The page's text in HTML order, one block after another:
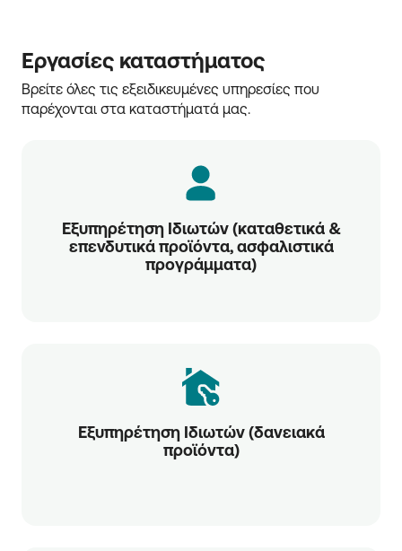
Εργασίες καταστήματος
Βρείτε όλες τις εξειδικευμένες υπηρεσίες που
παρέχονται στα καταστήματά μας.
Εξυπηρέτηση Ιδιωτών (καταθετικά &
επενδυτικά προϊόντα, ασφαλιστικά
προγράμματα)
Εξυπηρέτηση Ιδιωτών (δανειακά
προϊόντα)